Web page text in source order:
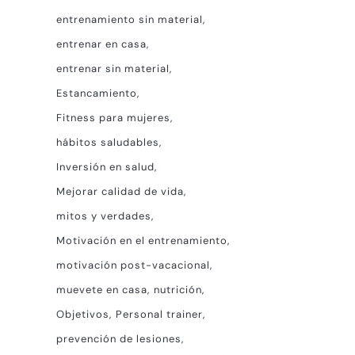
entrenamiento sin material
entrenar en casa
entrenar sin material
Estancamiento
Fitness para mujeres
hábitos saludables
Inversión en salud
Mejorar calidad de vida
mitos y verdades
Motivación en el entrenamiento
motivación post-vacacional
muevete en casa nutrición
Objetivos
Personal trainer
prevención de lesiones